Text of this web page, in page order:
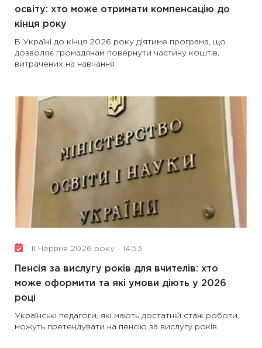
освіту: хто може отримати компенсацію до
кінця року
В Україні до кінця 2026 року діятиме програма, що
дозволяє громадянам повернути частину коштів,
витрачених на навчання
11 Червня 2026 року - 14:53
Пенсія за вислугу років для вчителів: хто
може оформити та які умови діють у 2026
році
Українські педагоги, які мають достатній стаж роботи,
можуть претендувати на пенсію за вислугу років